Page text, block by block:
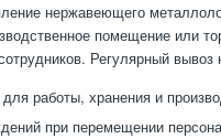
нержавеющего
помещение или
Регулярный
работы, хранения и
при перемещении